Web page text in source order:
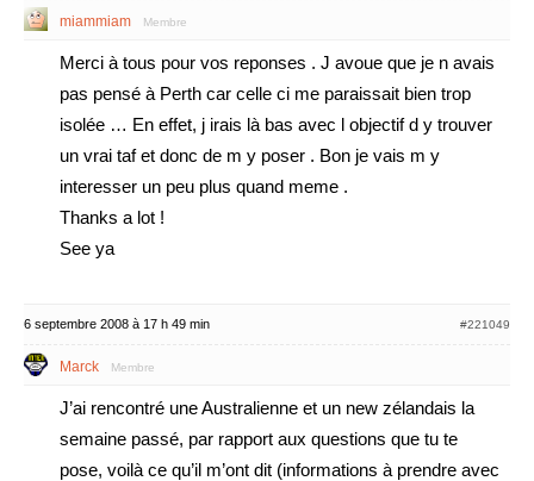
miammiam Membre
Merci à tous pour vos reponses . J avoue que je n avais
pas pensé à Perth car celle ci me paraissait bien trop
isolée … En effet, j irais là bas avec l objectif d y trouver
un vrai taf et donc de m y poser . Bon je vais m y
interesser un peu plus quand meme .
Thanks a lot !
See ya
6 septembre 2008 à 17 h 49 min #221049
Marck Membre
J’ai rencontré une Australienne et un new zélandais la
semaine passé, par rapport aux questions que tu te
pose, voilà ce qu’il m’ont dit (informations à prendre avec